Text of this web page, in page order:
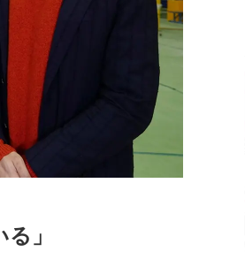
」